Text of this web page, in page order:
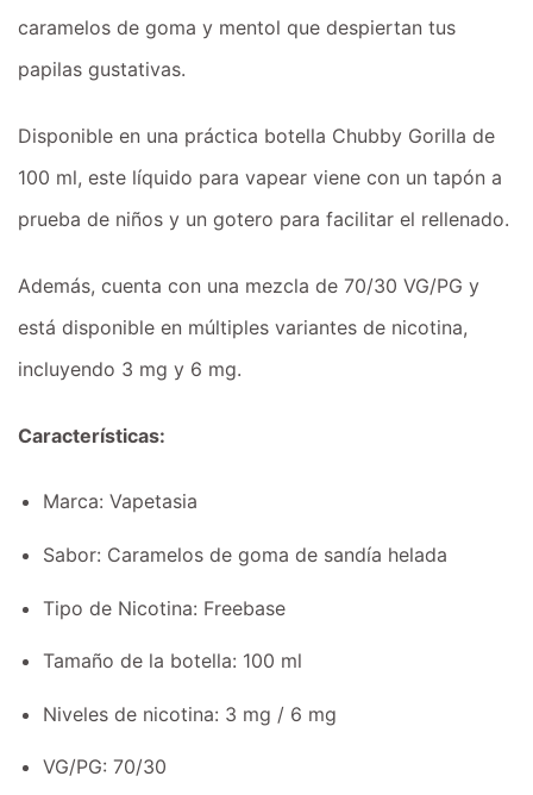
caramelos de goma y mentol que despiertan tus
papilas gustativas.
Disponible en una práctica botella Chubby Gorilla de
100 ml, este líquido para vapear viene con un tapón a
prueba de niños y un gotero para facilitar el rellenado.
Además, cuenta con una mezcla de 70/30 VG/PG y
está disponible en múltiples variantes de nicotina,
incluyendo 3 mg y 6 mg.
Características:
Marca: Vapetasia
Sabor: Caramelos de goma de sandía helada
Tipo de Nicotina: Freebase
Tamaño de la botella: 100 ml
Niveles de nicotina: 3 mg / 6 mg
VG/PG: 70/30